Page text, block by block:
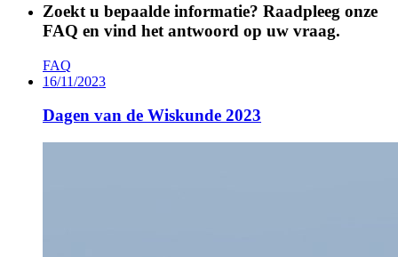
Zoekt u bepaalde informatie? Raadpleeg onze
FAQ en vind het antwoord op uw vraag.
FAQ
16/11/2023
Dagen van de Wiskunde 2023